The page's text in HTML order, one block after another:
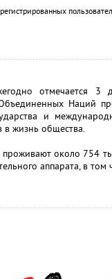
отмечается
Наций
и
в жизнь общества.
около 754
аппарата, в том